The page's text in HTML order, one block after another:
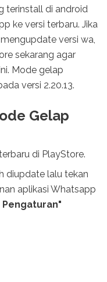
terinstall di android
ke versi terbaru. Jika
versi wa,
sekarang agar
Mode gelap
versi 2.20.13.
Gelap
di PlayStore.
diupdate lalu tekan
aplikasi Whatsapp